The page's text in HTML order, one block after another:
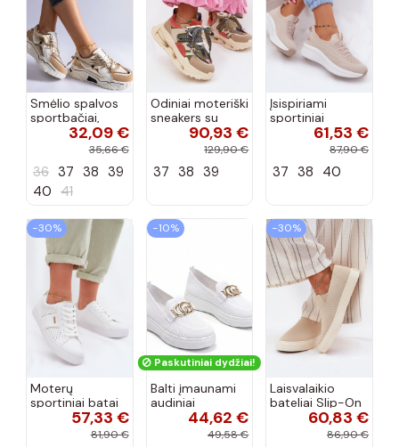
Smėlio spalvos
sportbačiai,
dekoruoti Valdez
cirkonio virvele
32,09 €
35,66 €
36 37 38 39
40 41
Odiniai moteriški
sneakers su
platforma D&A
CR61-3133
90,93 €
129,90 €
37 38 39
Įsispiriami
sportiniai
bateliai Kobbo
102425 smėlio
61,53 €
87,90 €
37 38 40
−30%
Moterų
sportiniai batai
su ažūro
elementais Big
57,33 €
81,90 €
−10%
Paskutiniai dydžiai!
Balti įmaunami
audiniai
sportbačiai su
44,62 €
49,58 €
−30%
Laisvalaikio
bateliai Slip-On
Big Star
RR274721 smėlio
60,83 €
86,90 €